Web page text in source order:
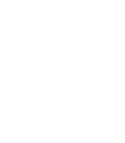
geldt de
beschikbaar is.
is, geldt de
niet meer tegen
Wijzigingen in
voorafgaande
van een bestelling
van de producten. In
contact met u opnemen.